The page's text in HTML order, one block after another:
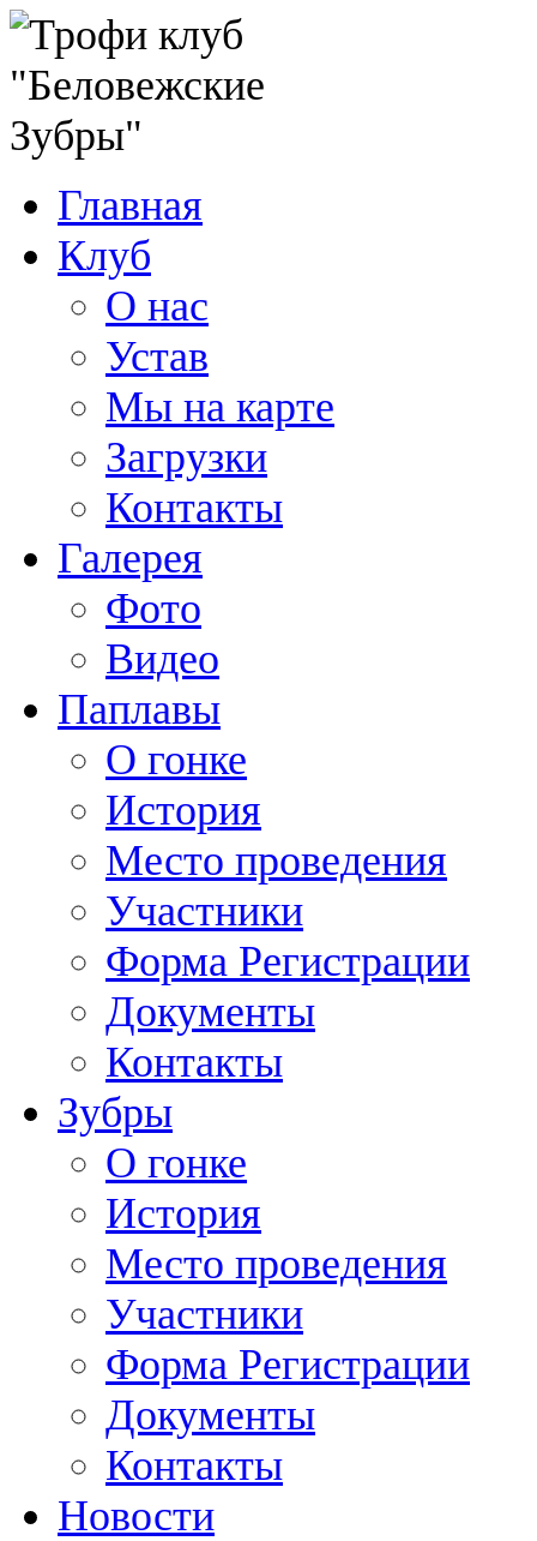
Главная
Клуб
О нас
Устав
Мы на карте
Загрузки
Контакты
Галерея
Фото
Видео
Паплавы
О гонке
История
Место проведения
Участники
Форма Регистрации
Документы
Контакты
Зубры
О гонке
История
Место проведения
Участники
Форма Регистрации
Документы
Контакты
Новости